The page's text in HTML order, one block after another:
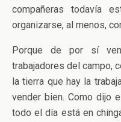
compañeras todavía
organizarse, al menos,
Porque de por sí
trabajadores del campo,
la tierra que hay la
vender bien. Como dijo
todo el día está en